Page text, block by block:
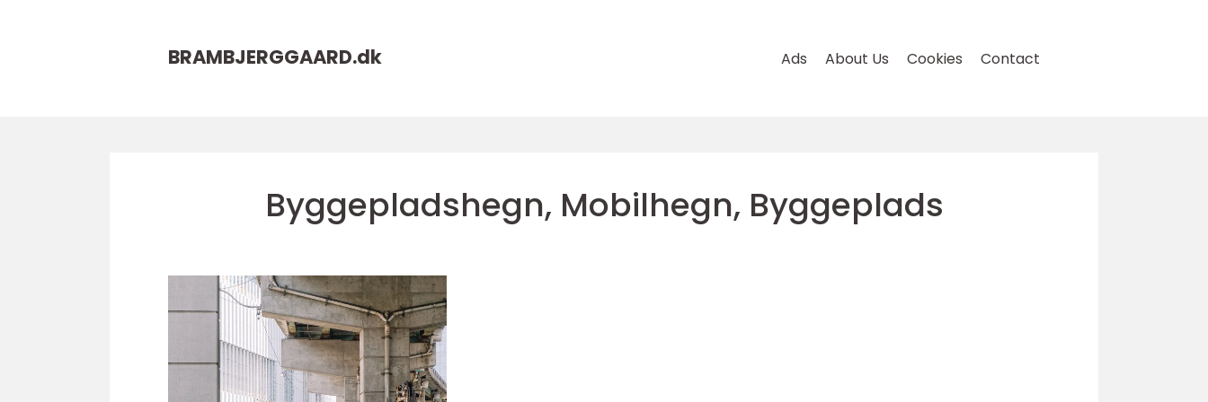
BRAMBJERGGAARD.dk Ads About Us Cookies Contact
Byggepladshegn, Mobilhegn, Byggeplads